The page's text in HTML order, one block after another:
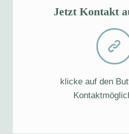
Jetzt Kontakt
klicke auf den